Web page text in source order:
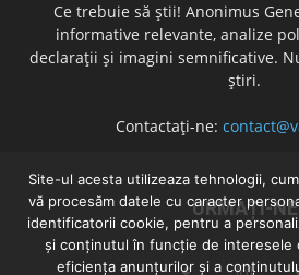
Ce trebuie să știi! Anonimus
informative relevante, analize
declarații și imagini semnificative.
știri.
Contactați-ne:
URMAȚI-NE
Site-ul acesta utilizeaza tehnologii,
vă procesăm datele cu caracter
identificatorii cookie, pentru a
și conținutul în funcție de interesele
eficiența anunțurilor și a